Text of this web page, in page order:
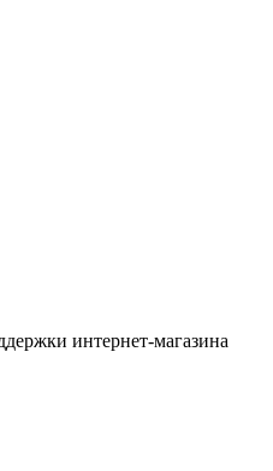
интернет-магазина